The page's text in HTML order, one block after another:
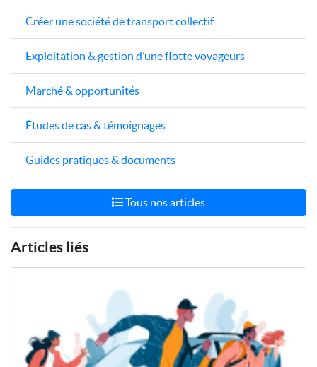
Créer une société de transport collectif
Exploitation & gestion d’une flotte voyageurs
Marché & opportunités
Études de cas & témoignages
Guides pratiques & documents
Tous nos articles
Articles liés